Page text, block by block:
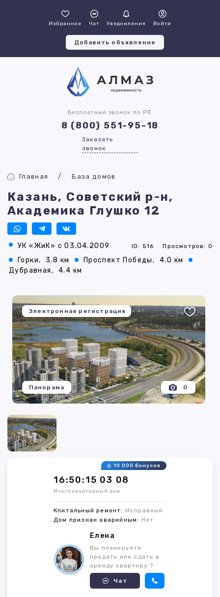
Избранное Чат Уведомления Войти
Добавить объявление
Бесплатный звонок по РФ
8 (800) 551-95-18
Заказать
звонок
Главная База домов
Казань, Советский р-н,
Академика Глушко 12
УК «ЖиК» с 03.04.2009 ID: 516 Просмотров: 0
Горки, 3.8 км Проспект Победы,
4.0 км
Дубравная,
4.4 км
Электронная регистрация
0
Панорама
16:50:15 03 08
10 000 бонусов
Многоквартирный дом
Кпитальный ремонт: Исправный
Дом признан аварийным: Нет
Елена
Вы планируете
продать или сдать в
аренду квартиру ?
Чат